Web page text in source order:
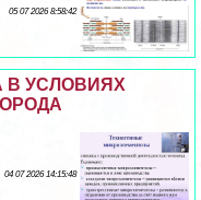
05 07 2026 8:58:42
В УСЛОВИЯХ
04 07 2026 14:15:48